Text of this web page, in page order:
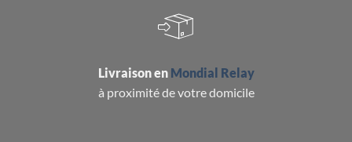
Livraison en Mondial Relay
à proximité de votre domicile